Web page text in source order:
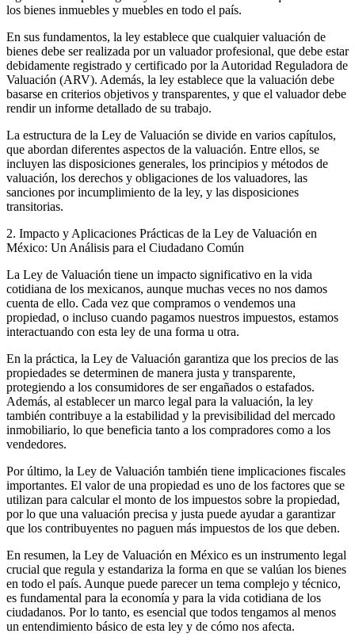
los bienes inmuebles y muebles en todo el país.
En sus fundamentos, la ley establece que cualquier valuación de
bienes debe ser realizada por un valuador profesional, que debe estar
debidamente registrado y certificado por la Autoridad Reguladora de
Valuación (ARV). Además, la ley establece que la valuación debe
basarse en criterios objetivos y transparentes, y que el valuador debe
rendir un informe detallado de su trabajo.
La estructura de la Ley de Valuación se divide en varios capítulos,
que abordan diferentes aspectos de la valuación. Entre ellos, se
incluyen las disposiciones generales, los principios y métodos de
valuación, los derechos y obligaciones de los valuadores, las
sanciones por incumplimiento de la ley, y las disposiciones
transitorias.
2. Impacto y Aplicaciones Prácticas de la Ley de Valuación en
México: Un Análisis para el Ciudadano Común
La Ley de Valuación tiene un impacto significativo en la vida
cotidiana de los mexicanos, aunque muchas veces no nos damos
cuenta de ello. Cada vez que compramos o vendemos una
propiedad, o incluso cuando pagamos nuestros impuestos, estamos
interactuando con esta ley de una forma u otra.
En la práctica, la Ley de Valuación garantiza que los precios de las
propiedades se determinen de manera justa y transparente,
protegiendo a los consumidores de ser engañados o estafados.
Además, al establecer un marco legal para la valuación, la ley
también contribuye a la estabilidad y la previsibilidad del mercado
inmobiliario, lo que beneficia tanto a los compradores como a los
vendedores.
Por último, la Ley de Valuación también tiene implicaciones fiscales
importantes. El valor de una propiedad es uno de los factores que se
utilizan para calcular el monto de los impuestos sobre la propiedad,
por lo que una valuación precisa y justa puede ayudar a garantizar
que los contribuyentes no paguen más impuestos de los que deben.
En resumen, la Ley de Valuación en México es un instrumento legal
crucial que regula y estandariza la forma en que se valúan los bienes
en todo el país. Aunque puede parecer un tema complejo y técnico,
es fundamental para la economía y para la vida cotidiana de los
ciudadanos. Por lo tanto, es esencial que todos tengamos al menos
un entendimiento básico de esta ley y de cómo nos afecta.